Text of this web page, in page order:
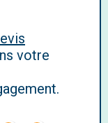
votre